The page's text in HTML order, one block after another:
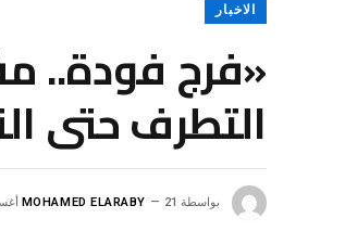
الاخبار
«فرج فودة..
التطرف حتى
بواسطة MOHAMED ELARABY 21 أغسطس، 2025